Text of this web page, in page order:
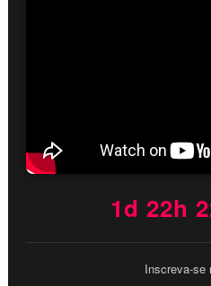
1d 22h
Inscreva-se